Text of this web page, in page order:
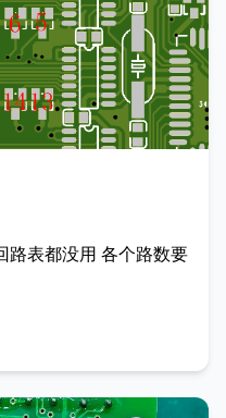
路表都没用 各个路数要